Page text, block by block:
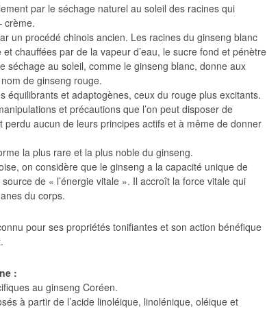
par le séchage naturel au soleil des racines qui
crème.
un procédé chinois ancien. Les racines du ginseng blanc
chauffées par de la vapeur d’eau, le sucre fond et pénètre
séchage au soleil, comme le ginseng blanc, donne aux
de ginseng rouge.
équilibrants et adaptogènes, ceux du rouge plus excitants.
et précautions que l’on peut disposer de
perdu aucun de leurs principes actifs et à même de donner
la plus rare et la plus noble du ginseng.
on considère que le ginseng a la capacité unique de
de « l’énergie vitale ». Il accroît la force vitale qui
du corps.
pour ses propriétés tonifiantes et son action bénéfique
:
au ginseng Coréen.
à partir de l’acide linoléique, linolénique, oléique et